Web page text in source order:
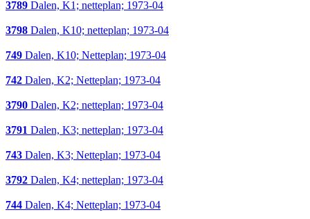
3789 Dalen, K1; netteplan; 1973-04
3798 Dalen, K10; netteplan; 1973-04
749 Dalen, K10; Netteplan; 1973-04
742 Dalen, K2; Netteplan; 1973-04
3790 Dalen, K2; netteplan; 1973-04
3791 Dalen, K3; netteplan; 1973-04
743 Dalen, K3; Netteplan; 1973-04
3792 Dalen, K4; netteplan; 1973-04
744 Dalen, K4; Netteplan; 1973-04